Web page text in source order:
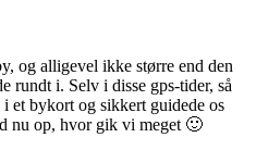
og alligevel ikke større end den
rundt i. Selv i disse gps-tider, så
et bykort og sikkert guidede os
nu op, hvor gik vi meget 🙂